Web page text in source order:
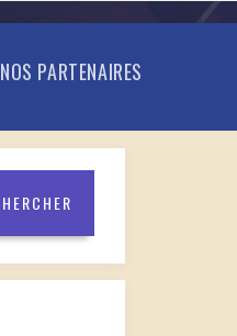
NOS PARTENAIRES